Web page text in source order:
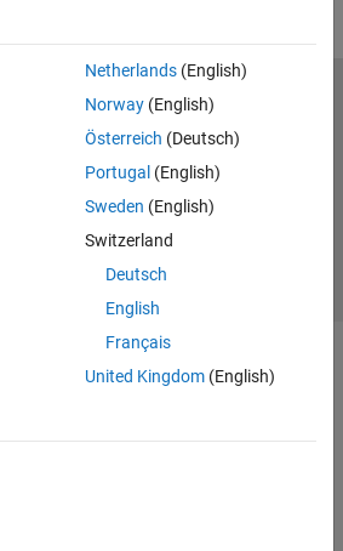
Netherlands(English)
Norway(English)
Österreich (Deutsch)
Portugal (English)
Sweden (English)
Switzerland
Deutsch
English
Français
United Kingdom(English)
Informativa sulla privacy
Contatti
Inc.